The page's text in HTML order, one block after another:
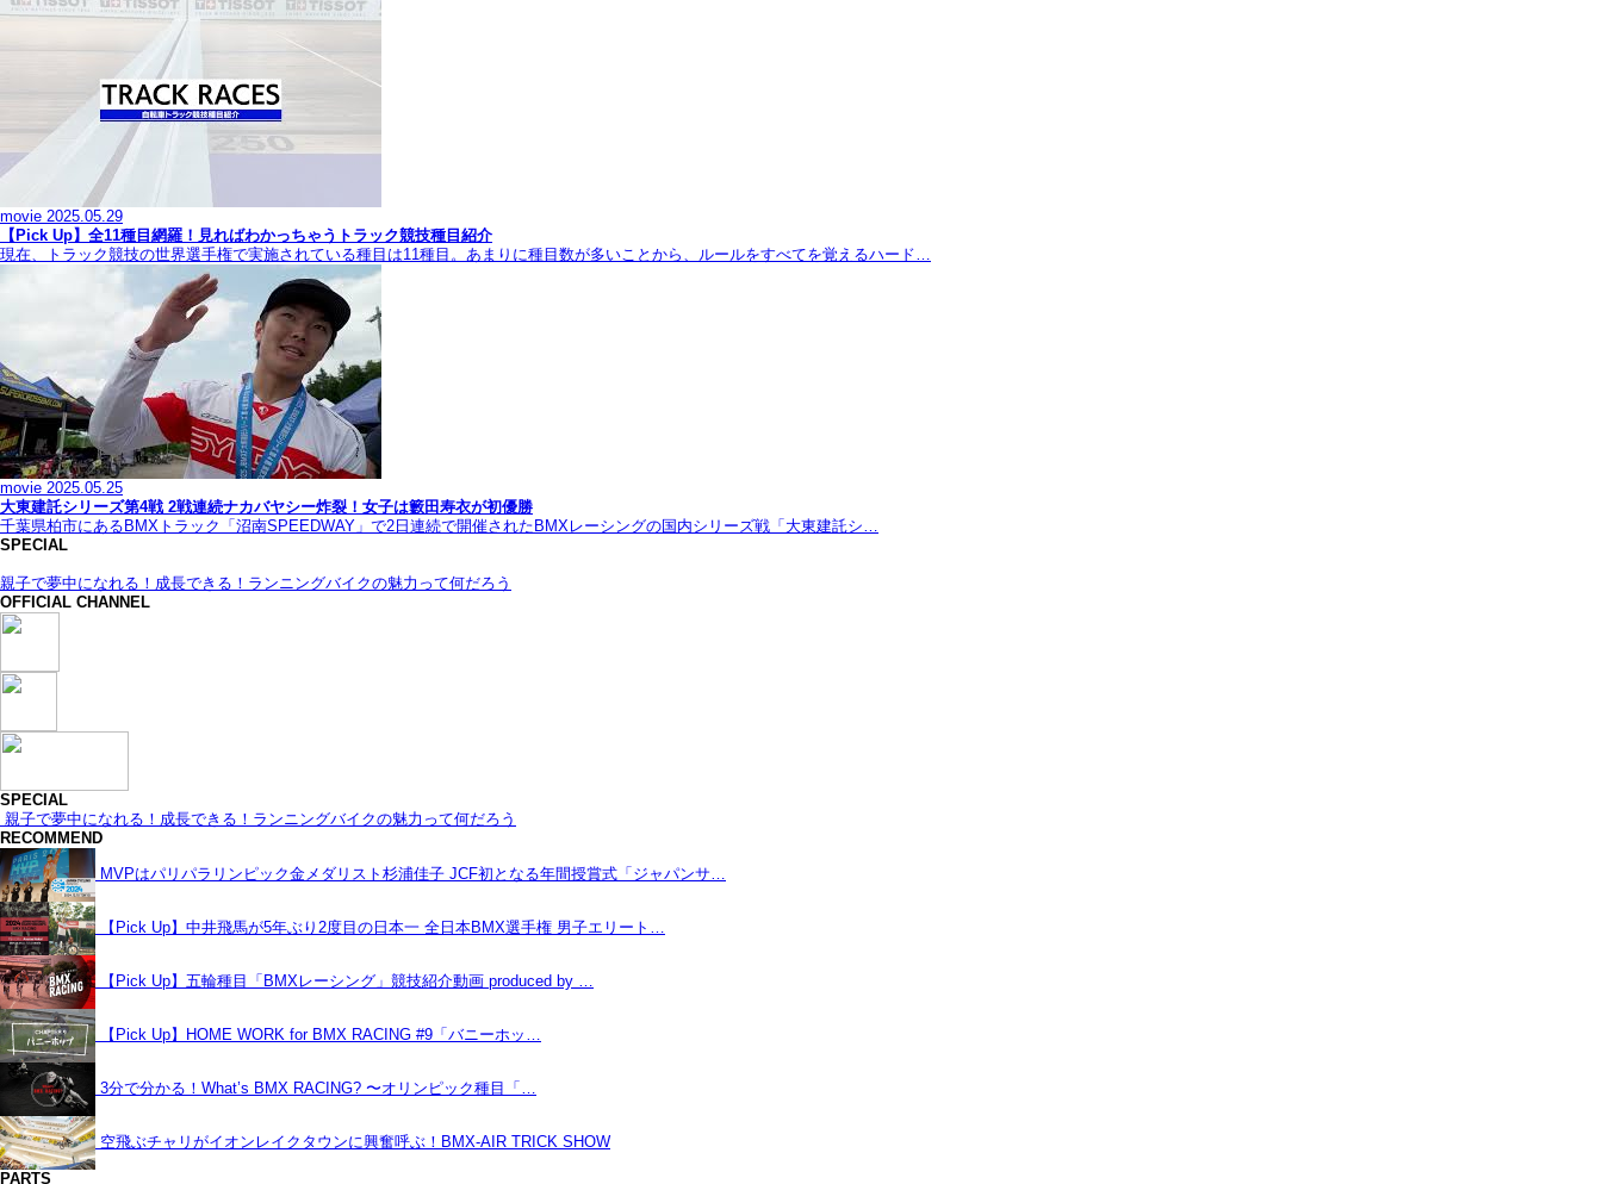
movie 2025.05.29
【Pick Up】全11種目網羅！見ればわかっちゃうトラック競技種目紹介
現在、トラック競技の世界選手権で実施されている種目は11種目。あまりに種目数が多いことから、ルールをすべてを覚えるハード…
movie 2025.05.25
大東建託シリーズ第4戦 2戦連続ナカバヤシー炸裂！女子は籔田寿衣が初優勝
千葉県柏市にあるBMXトラック「沼南SPEEDWAY」で2日連続で開催されたBMXレーシングの国内シリーズ戦「大東建託シ…
SPECIAL
親子で夢中になれる！成長できる！ランニングバイクの魅力って何だろう
OFFICIAL CHANNEL
SPECIAL
親子で夢中になれる！成長できる！ランニングバイクの魅力って何だろう
RECOMMEND
MVPはパリパラリンピック金メダリスト杉浦佳子 JCF初となる年間授賞式「ジャパンサ…
【Pick Up】中井飛馬が5年ぶり2度目の日本一 全日本BMX選手権 男子エリート…
【Pick Up】五輪種目「BMXレーシング」競技紹介動画 produced by …
【Pick Up】HOME WORK for BMX RACING #9「バニーホッ…
3分で分かる！What’s BMX RACING? 〜オリンピック種目「…
空飛ぶチャリがイオンレイクタウンに興奮呼ぶ！BMX-AIR TRICK SHOW
PARTS